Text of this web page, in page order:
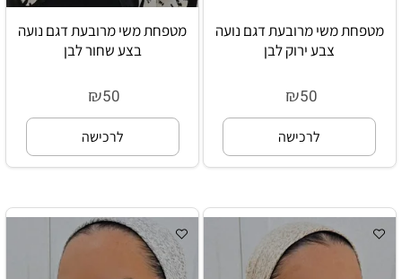
מטפחת משי מרובעת דגם נועה
צבע ירוק לבן
₪50
לרכישה
מטפחת משי מרובעת דגם נועה
בצע שחור לבן
₪50
לרכישה